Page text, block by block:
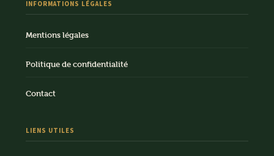
INFORMATIONS LÉGALES
Mentions légales
Politique de confidentialité
Contact
LIENS UTILES